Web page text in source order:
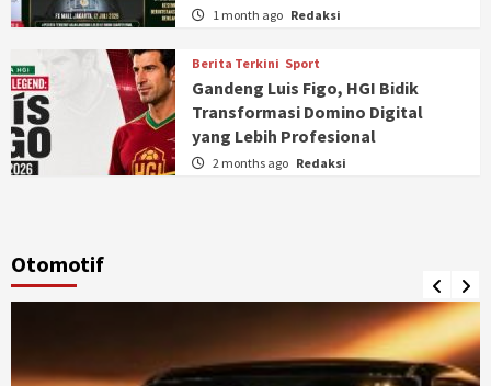
1 month ago Redaksi
Berita Terkini Sport
Gandeng Luis Figo, HGI Bidik
Transformasi Domino Digital
yang Lebih Profesional
2 months ago Redaksi
Otomotif